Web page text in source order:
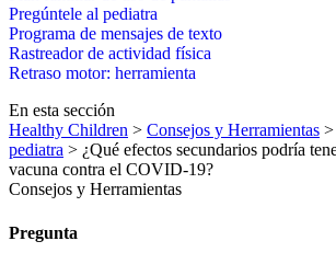
Pregúntele al pediatra
Programa de mensajes de texto
Rastre​​ador de activida​d física
Retraso motor: herramienta
En esta sección
Healthy Children > Consejos y Herramientas >
pediatra > ¿Qué efectos secundarios podría
vacuna contra el COVID-19?
Consejos y Herramientas
Pregunta